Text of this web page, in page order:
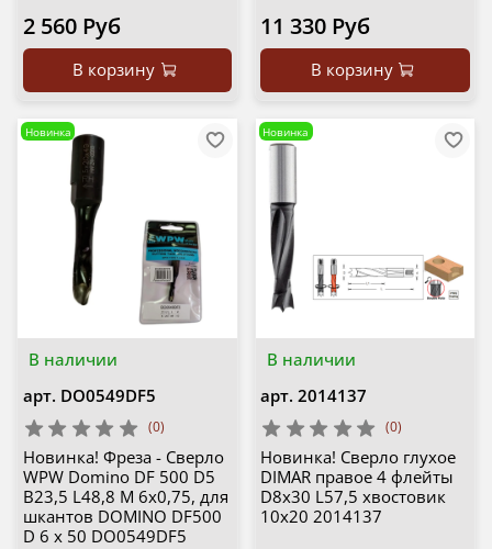
2 560 Руб
В корзину
11 330 Руб
В корзину
В наличии
Новинка
арт. DO0549DF5
(0)
Новинка! Фреза - Сверло
WPW Domino DF 500 D5
B23,5 L48,8 M 6х0,75, для
шкантов DOMINO DF500
D 6 x 50 DO0549DF5
В наличии
Новинка
арт. 2014137
(0)
Новинка! Сверло глухое
DIMAR правое 4 флейты
D8x30 L57,5 хвостовик
10x20 2014137